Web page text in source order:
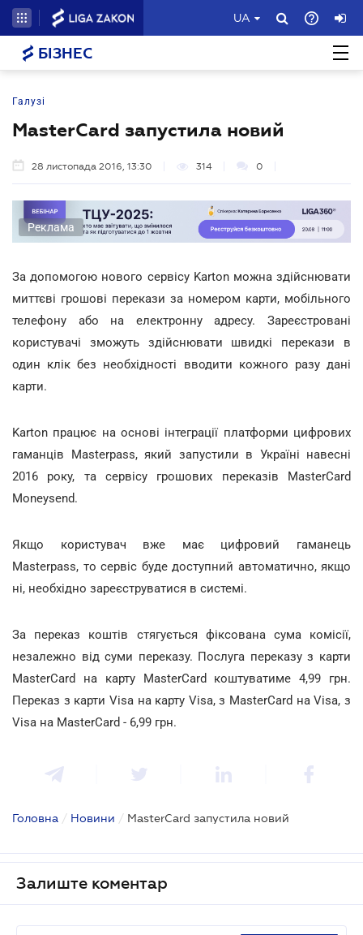
UA
БІЗНЕС
Галузі
MasterCard запустила новий
28 листопада 2016, 13:30 314 0
Реклама
За допомогою нового сервісу Karton можна здійснювати
миттєві грошові перекази за номером карти, мобільного
телефону або на електронну адресу. Зареєстровані
користувачі зможуть здійснювати швидкі перекази в
один клік без необхідності вводити кожного разу дані
карти.
Karton працює на основі інтеграції платформи цифрових
гаманців Masterpass, який запустили в Україні навесні
2016 року, та сервісу грошових переказів MasterCard
Moneysend.
Якщо користувач вже має цифровий гаманець
Masterpass, то сервіс буде доступний автоматично, якщо
ні, необхідно зареєструватися в системі.
За переказ коштів стягується фіксована сума комісії,
незалежно від суми переказу. Послуга переказу з карти
MasterCard на карту MasterCard коштуватиме 4,99 грн.
Переказ з карти Visa на карту Visa, з MasterCard на Visa, з
Visa на MasterCard - 6,99 грн.
Головна / Новини / MasterCard запустила новий
Залиште коментар